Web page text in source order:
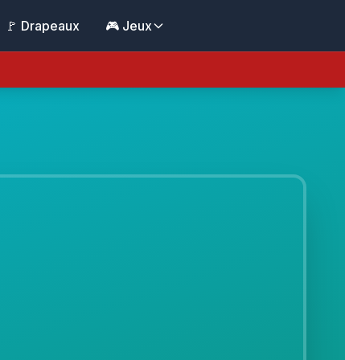
🚩 Drapeaux 🎮 Jeux